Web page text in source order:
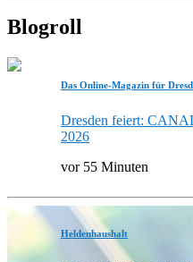
Blogroll
Das Online-Magazin für
Dresden feiert:
2026
vor 55 Minuten
Heldenhaushalt